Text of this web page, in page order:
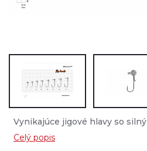
Vynikajúce jigové hlavy so
zaobleným kolienkom, ktoré
trofejných dravcov....
Celý popis